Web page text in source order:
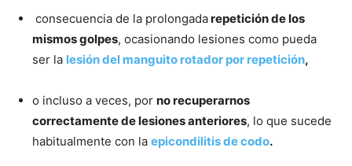
consecuencia de la prolongadarepetición de los
mismos golpes, ocasionando lesiones como pueda
ser la lesión del manguito rotador por repetición,
o incluso a veces, por no recuperarnos
correctamente de lesiones anteriores, lo que sucede
habitualmente con la epicondilitis de codo.